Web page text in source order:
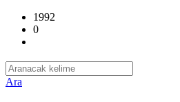
1992
0
Ara